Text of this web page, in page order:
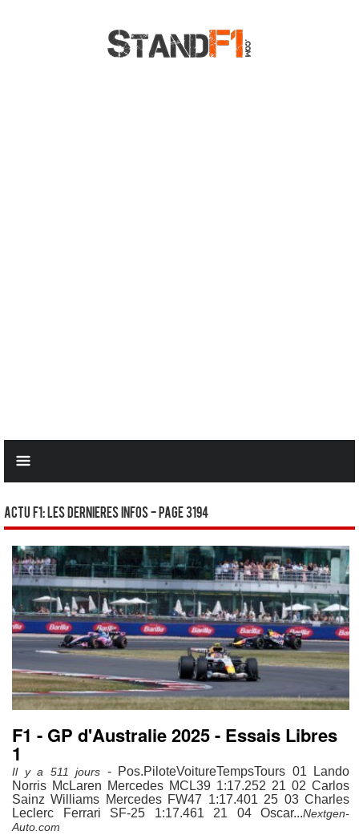
Actu F1: Les dernieres infos - Page 3194
F1 - GP d'Australie 2025 - Essais Libres
1
Il y a 511 jours - Pos.PiloteVoitureTempsTours 01 Lando
Norris McLaren Mercedes MCL39 1:17.252 21 02 Carlos
Sainz Williams Mercedes FW47 1:17.401 25 03 Charles
Leclerc Ferrari SF-25 1:17.461 21 04 Oscar...Nextgen-
Auto.com